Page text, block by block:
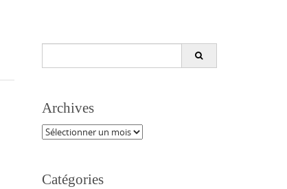
Archives
Archives
Catégories